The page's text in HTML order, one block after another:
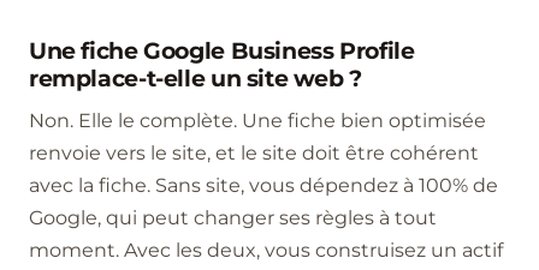
Une fiche Google Business Profile
remplace-t-elle un site web ?
Non. Elle le complète. Une fiche bien optimisée
renvoie vers le site, et le site doit être cohérent
avec la fiche. Sans site, vous dépendez à 100% de
Google, qui peut changer ses règles à tout
moment. Avec les deux, vous construisez un actif